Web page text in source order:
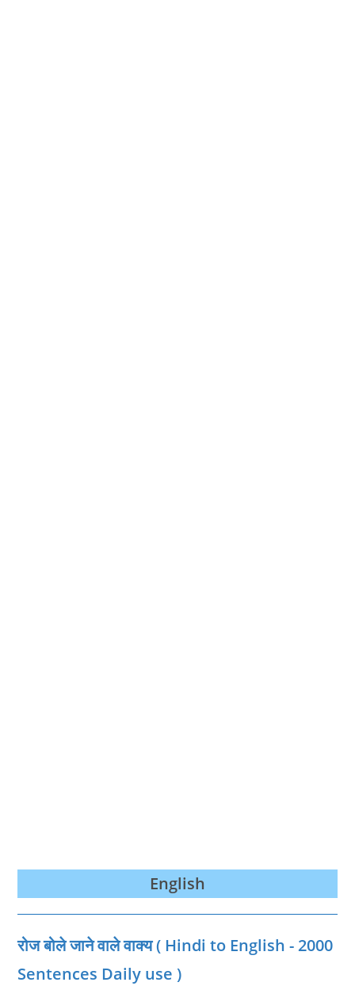
English
रोज बोले जाने वाले वाक्‍य ( Hindi to English - 2000
Sentences Daily use )